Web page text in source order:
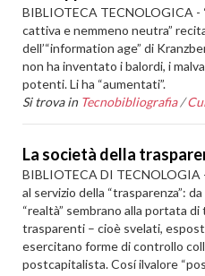
BIBLIOTECA TECNOLOGICA -
cattiva e nemmeno neutra”
dell’“information age” di
non ha inventato i balordi, i
potenti. Li ha “aumentati”.
Si trova in Tecnobibliografia /
La società della
BIBLIOTECA DI TECNOLOGIA
al servizio della “trasparenza”:
“realtà” sembrano alla portata
trasparenti – cioè svelati,
esercitano forme di controllo
postcapitalista. Cosí ilvalore